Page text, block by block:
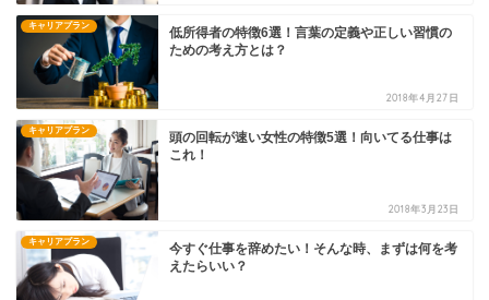
キャリアプラン
低所得者の特徴6選！言葉の定義や正しい習慣の
ための考え方とは？
2018年4月27日
キャリアプラン
頭の回転が速い女性の特徴5選！向いてる仕事は
これ！
2018年3月23日
キャリアプラン
今すぐ仕事を辞めたい！そんな時、まずは何を考
えたらいい？